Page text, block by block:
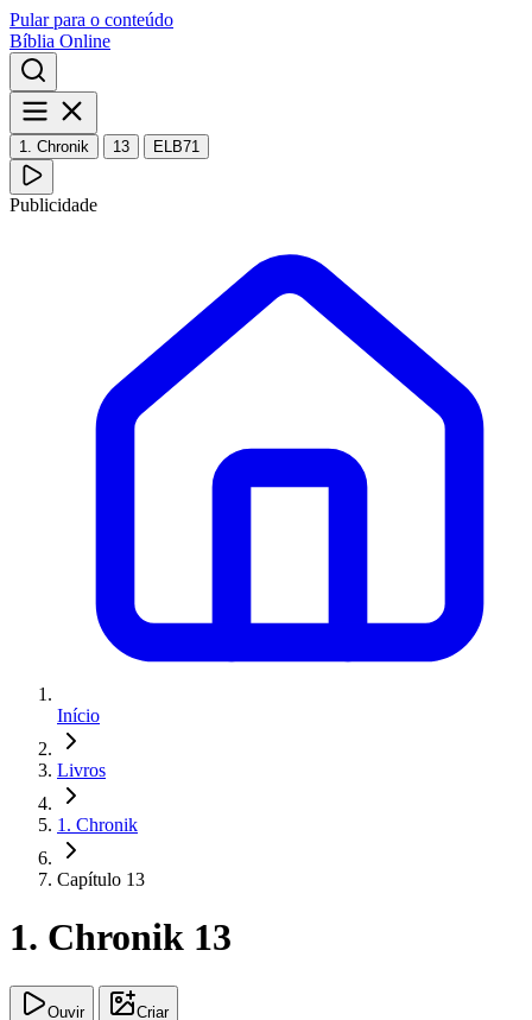
Pular para o conteúdo
Bíblia Online
1. Chronik 13 ELB71
Publicidade
Início
Livros
1. Chronik
Capítulo 13
1. Chronik 13
Ouvir Criar